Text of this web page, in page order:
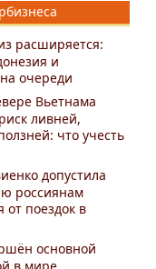
расширяется:
и
очереди
Вьетнама
ливней,
что учесть
допустила
россиянам
от поездок в
основной